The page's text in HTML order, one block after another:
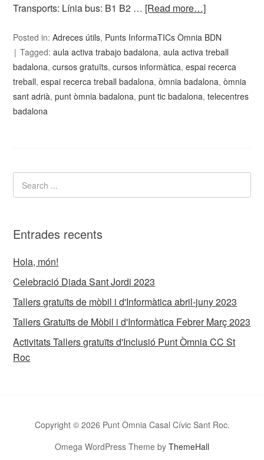
Transports: Línia bus: B1 B2 … [Read more…]
Posted in:Adreces útils, Punts InformaTICs Òmnia BDN
Tagged:aula activa trabajo badalona,aula activa treball
badalona,cursos gratuïts,cursos informàtica,espai recerca
treball,espai recerca treball badalona,òmnia badalona,òmnia
sant adrià,punt òmnia badalona,punt tic badalona,telecentres
badalona
Entrades recents
Hola, món!
Celebració Diada Sant Jordi 2023
Tallers gratuïts de mòbil i d'Informàtica abril-juny 2023
Tallers Gratuïts de Mòbil i d'Informàtica Febrer Març 2023
Activitats Tallers gratuïts d'Inclusió Punt Òmnia CC St
Roc
Copyright © 2026 Punt Òmnia Casal Cívic Sant Roc.
Omega WordPress Theme by ThemeHall